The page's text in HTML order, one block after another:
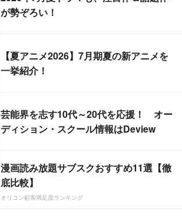
が勢ぞろい！
【夏アニメ2026】7月期夏の新アニメを
一挙紹介！
芸能界を志す10代～20代を応援！ オー
ディション・スクール情報はDeview
漫画読み放題サブスクおすすめ11選【徹
底比較】
オリコン顧客満足度ランキング